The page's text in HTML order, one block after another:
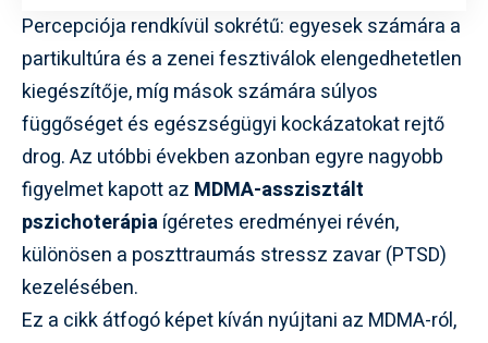
Percepciója rendkívül sokrétű: egyesek számára a
partikultúra és a zenei fesztiválok elengedhetetlen
kiegészítője, míg mások számára súlyos
függőséget és egészségügyi kockázatokat rejtő
drog. Az utóbbi években azonban egyre nagyobb
figyelmet kapott az MDMA-asszisztált
pszichoterápiaígéretes eredményei révén,
különösen a poszttraumás stressz zavar (PTSD)
kezelésében.
Ez a cikk átfogó képet kíván nyújtani az MDMA-ról,